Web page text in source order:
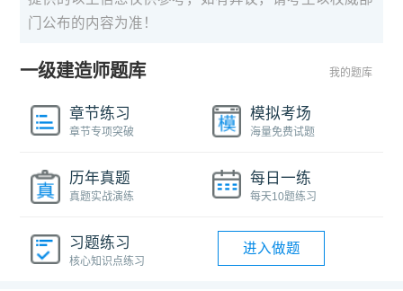
门公布的内容为准！
一级建造师题库 我的题库
章节练习
章节专项突破
模拟考场
海量免费试题
历年真题
真题实战演练
每日一练
每天10题练习
习题练习
核心知识点练习
进入做题